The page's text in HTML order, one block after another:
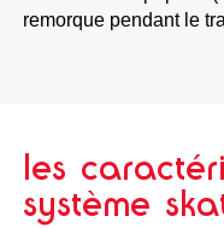
remorque pendant le
les
système